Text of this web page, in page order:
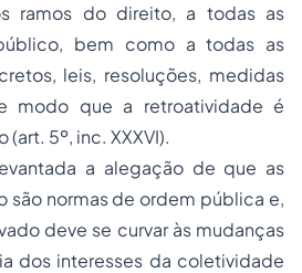
ramos do direito, a todas as
bem como a todas as
leis, resoluções, medidas
modo que a retroatividade é
(art. 5º, inc. XXXVI).
a alegação de que as
são normas de ordem pública e,
deve se curvar às mudanças
dos interesses da coletividade